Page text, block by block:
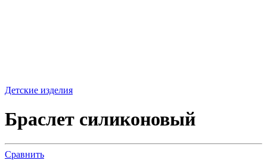
Детские изделия
Браслет силиконовый
Сравнить